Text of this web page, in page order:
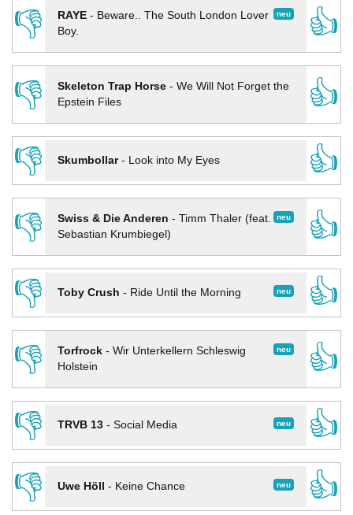
👎
neu
RAYE- Beware.. The South London Lover
Boy.
👍
👎 Skeleton Trap Horse- We Will Not Forget the
Epstein Files
👍
👎
Skumbollar- Look into My Eyes
👍
👎
neu
Swiss & Die Anderen - Timm Thaler (feat.
Sebastian Krumbiegel)
👍
👎
neu
Toby Crush - Ride Until the Morning
👍
👎
neu
Torfrock- Wir Unterkellern Schleswig
Holstein
👍
👎
neu
TRVB 13- Social Media
👍
👎
neu
Uwe Höll - Keine Chance
👍